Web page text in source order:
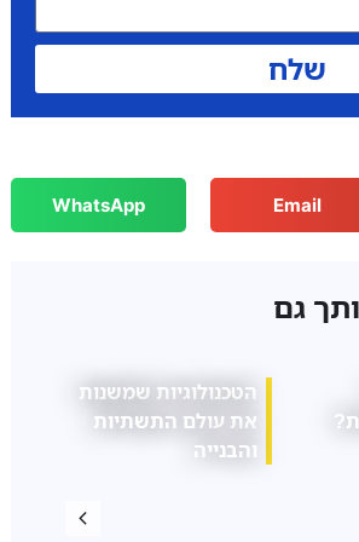
שלח
Email
WhatsApp
גם
הרגלים יומיומיים
קטנים שעלולים
להשפיע על בריאות